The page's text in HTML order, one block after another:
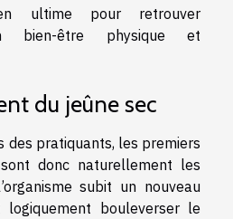
ultime pour retrouver
bien-être physique et
du jeûne sec
des pratiquants, les premiers
donc naturellement les
subit un nouveau
logiquement bouleverser le